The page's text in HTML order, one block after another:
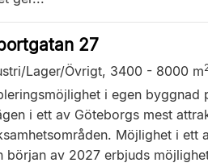
27
Lager/Övrigt, 3400 - 8000 m
i egen
i ett av Göteborgs mest
Möjlighet i ett
början av 2027 erbjuds